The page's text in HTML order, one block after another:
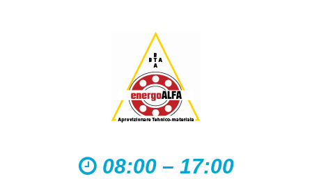
08:00 – 17:00